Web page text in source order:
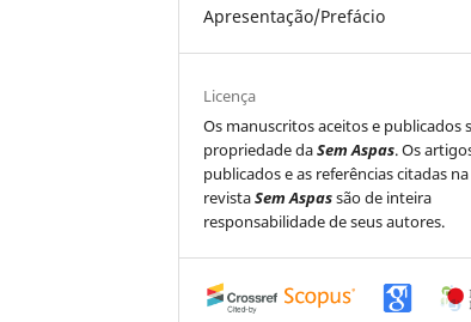
Apresentação/Prefácio
Licença
Os manuscritos aceitos e publicados
propriedade daSem Aspas. Os
publicados e as referências citadas na
revistaSem Aspassão de inteira
responsabilidade de seus autores.